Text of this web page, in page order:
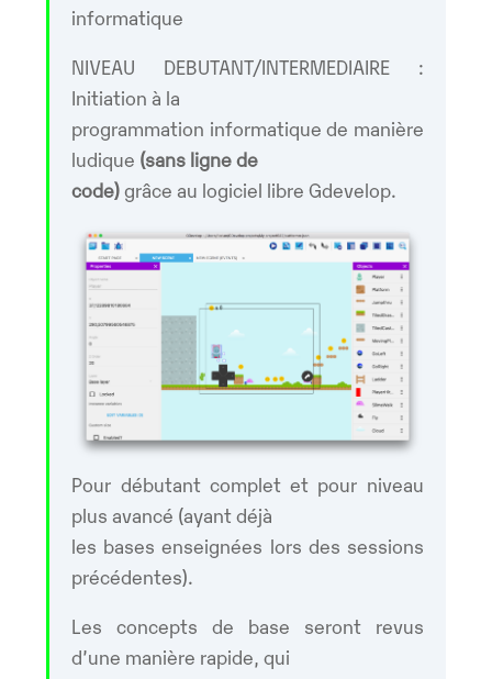
informatique
NIVEAU DEBUTANT/INTERMEDIAIRE :
Initiation à la
programmation informatique de manière
ludique (sans ligne de
code)grâce au logiciel libre Gdevelop.
Pour débutant complet et pour niveau
plus avancé (ayant déjà
les bases enseignées lors des sessions
précédentes).
Les concepts de base seront revus
d’une manière rapide, qui